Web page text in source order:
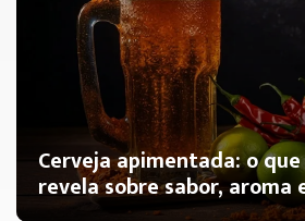
Cerveja apimentada: o
revela sobre sabor, aroma